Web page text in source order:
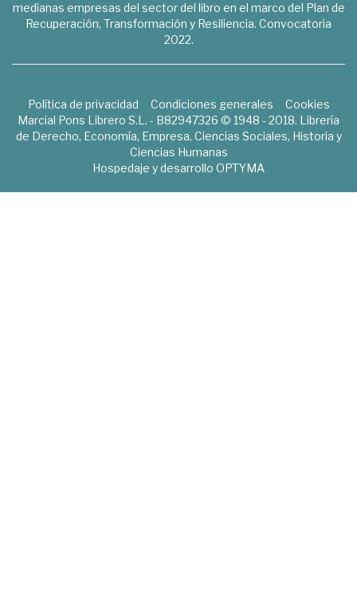
medianas empresas del sector del libro en el marco del Plan de
Recuperación, Transformación y Resiliencia. Convocatoria
2022.
Política de privacidad Condiciones generales
Cookies
Marcial Pons Librero S.L. - B82947326 © 1948 - 2018. Librería
de Derecho, Economía, Empresa, Ciencias Sociales, Historia y
Ciencias Humanas
Hospedaje y desarrollo OPTYMA